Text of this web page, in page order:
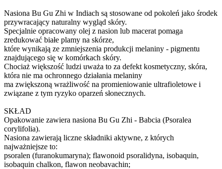
Nasiona Bu Gu Zhi w Indiach są stosowane od pokoleń jako środek
przywracający naturalny wygląd skóry.
Specjalnie opracowany olej z nasion lub macerat pomaga
zredukować białe plamy na skórze,
które wynikają ze zmniejszenia produkcji melaniny - pigmentu
znajdującego się w komórkach skóry.
Chociaż większość ludzi uważa to za defekt kosmetyczny, skóra,
która nie ma ochronnego działania melaniny
ma zwiększoną wrażliwość na promieniowanie ultrafioletowe i
związane z tym ryzyko oparzeń słonecznych.
SKŁAD
Opakowanie zawiera nasiona Bu Gu Zhi - Babcia (Psoralea
corylifolia).
Nasiona zawierają liczne składniki aktywne, z których
najważniejsze to:
psoralen (furanokumaryna); flawonoid psoralidyna, isobaquin,
isobaquin chalkon, flawon neobavachin;